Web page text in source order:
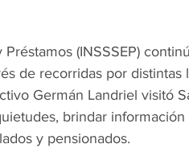
(INSSSEP)
de recorridas por
Germán Landriel visitó
brindar
y pensionados.